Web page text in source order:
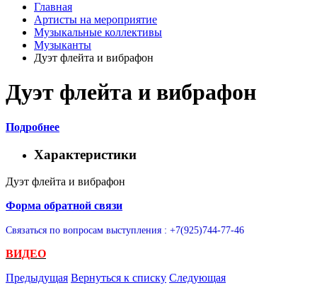
Главная
Артисты на мероприятие
Музыкальные коллективы
Музыканты
Дуэт флейта и вибрафон
Дуэт флейта и вибрафон
Подробнее
Характеристики
Дуэт флейта и вибрафон
Форма обратной связи
Связаться по вопросам выступления : +7(925)744-77-46
ВИДЕО
Предыдущая Вернуться к списку Следующая